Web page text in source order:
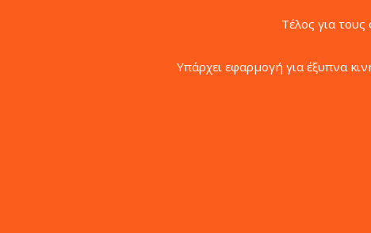
Τέλος για τους
Υπάρχει εφαρμογή για έξυπνα